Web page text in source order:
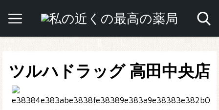
ツルハドラッグ 高田中央店